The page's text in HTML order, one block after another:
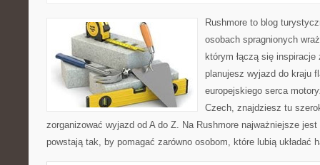
Rushmore to blog
osobach spragnionych
którym łączą się
planujesz wyjazd do kraju
europejskiego serca
Czech, znajdziesz tu
zorganizować wyjazd od A do Z. Na Rushmore najważniejsze
powstają tak, by pomagać zarówno osobom, które lubią układać